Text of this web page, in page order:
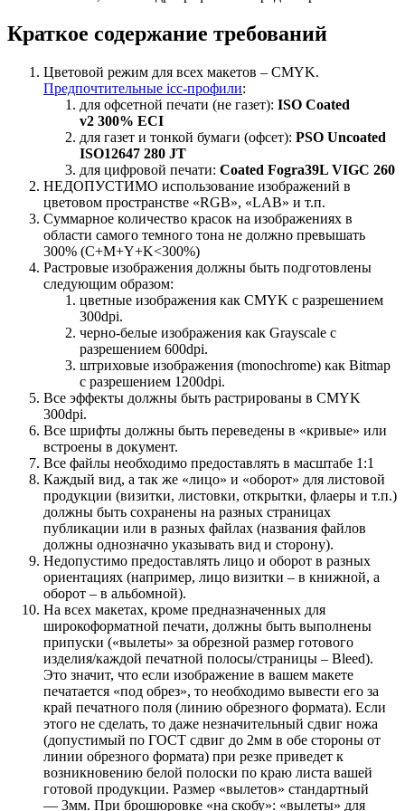
Краткое содержание требований
Цветовой режим для всех макетов – CMYK.
Предпочтительные icc-профили:
для офсетной печати (не газет): ISO Coated
v2 300% ECI
для газет и тонкой бумаги (офсет): PSO Uncoated
ISO12647 280 JT
для цифровой печати: Coated Fogra39L VIGC 260
НЕДОПУСТИМО использование изображений в
цветовом пространстве «RGB», «LAB» и т.п.
Суммарное количество красок на изображениях в
области самого темного тона не должно превышать
300% (C+M+Y+K<300%)
Растровые изображения должны быть подготовлены
следующим образом:
цветные изображения как CMYK с разрешением
300dpi.
черно-белые изображения как Grayscale с
разрешением 600dpi.
штриховые изображения (monochrome) как Bitmap
c разрешением 1200dpi.
Все эффекты должны быть растрированы в CMYK
300dpi.
Все шрифты должны быть переведены в «кривые» или
встроены в документ.
Все файлы необходимо предоставлять в масштабе 1:1
Каждый вид, а так же «лицо» и «оборот» для листовой
продукции (визитки, листовки, открытки, флаеры и т.п.)
должны быть сохранены на разных страницах
публикации или в разных файлах (названия файлов
должны однозначно указывать вид и сторону).
Недопустимо предоставлять лицо и оборот в разных
ориентациях (например, лицо визитки – в книжной, а
оборот – в альбомной).
На всех макетах, кроме предназначенных для
широкоформатной печати, должны быть выполнены
припуски («вылеты» за обрезной размер готового
изделия/каждой печатной полосы/страницы – Bleed).
Это значит, что если изображение в вашем макете
печатается «под обрез», то необходимо вывести его за
край печатного поля (линию обрезного формата). Если
этого не сделать, то даже незначительный сдвиг ножа
(допустимый по ГОСТ сдвиг до 2мм в обе стороны от
линии обрезного формата) при резке приведет к
возникновению белой полоски по краю листа вашей
готовой продукции. Размер «вылетов» стандартный
— 3мм. При брошюровке «на скобу»: «вылеты» для